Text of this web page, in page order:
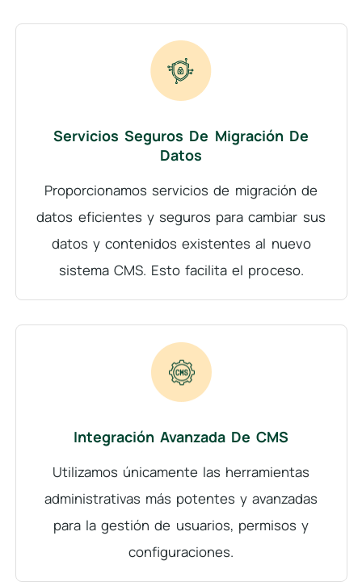
Servicios Seguros De Migración De
Datos
Proporcionamos servicios de migración de
datos eficientes y seguros para cambiar sus
datos y contenidos existentes al nuevo
sistema CMS. Esto facilita el proceso.
Integración Avanzada De CMS
Utilizamos únicamente las herramientas
administrativas más potentes y avanzadas
para la gestión de usuarios, permisos y
configuraciones.